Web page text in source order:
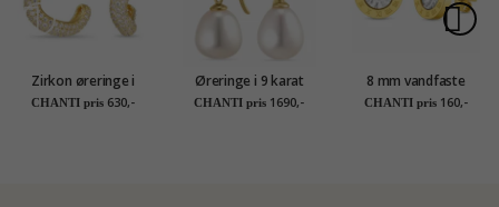
Zirkon øreringe i
forgyldt sølv - Lumé
CHANTI pris 630,-
Øreringe i 9 karat
guld med zirkon -
CHANTI pris 1690,-
8 mm vandfaste
ørestikker i forgyldt
CHANTI pris 160,-